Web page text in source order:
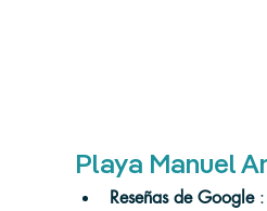
Playa Manuel
Reseñas de Google :